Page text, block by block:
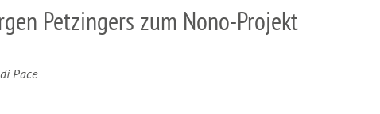
Petzingers zum Nono-Projekt
Pace